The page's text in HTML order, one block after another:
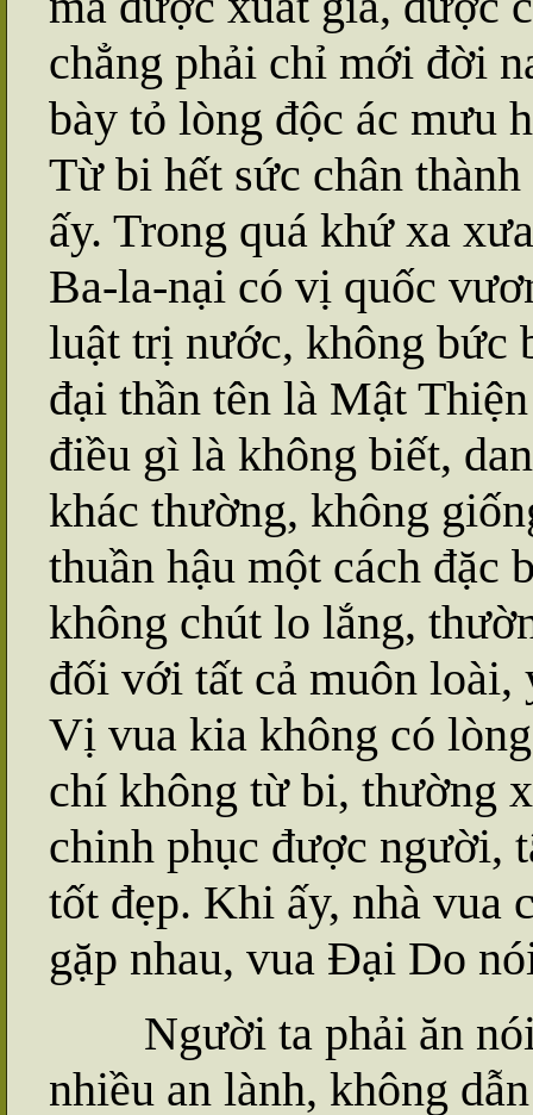
chẳng phải chỉ mới đời
bày tỏ lòng độc ác mưu
Từ bi hết sức chân
ấy. Trong quá khứ xa
Ba-la-nại có vị quốc
luật trị nước, không bức
đại thần tên là Mật
điều gì là không biết,
khác thường, không
thuần hậu một cách đặc
không chút lo lắng,
đối với tất cả muôn loài,
Vị vua kia không có
chí không từ bi, thường
chinh phục được người,
tốt đẹp. Khi ấy, nhà vua
gặp nhau, vua Đại Do
Người ta phải ăn nói
nhiều an lành, không